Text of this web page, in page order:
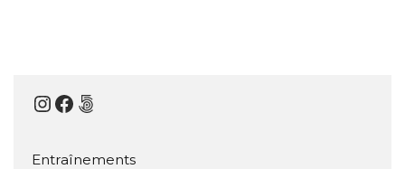
Instagram
Facebook
500px
Entraînements